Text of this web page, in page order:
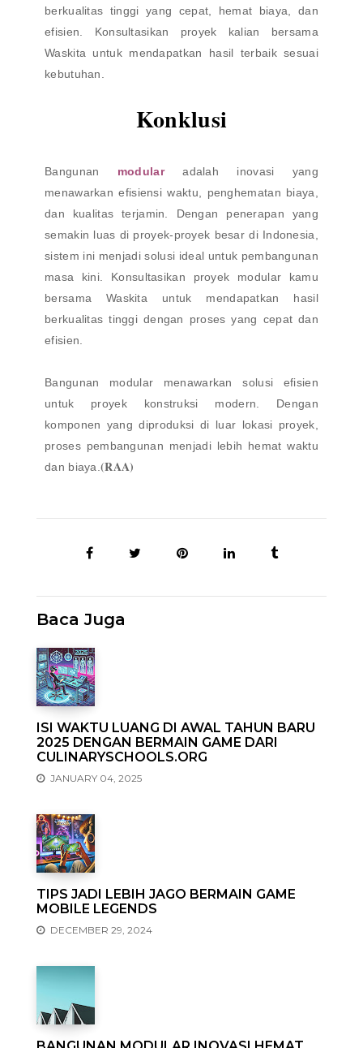
berkualitas tinggi yang cepat, hemat biaya, dan
efisien. Konsultasikan proyek kalian bersama
Waskita untuk mendapatkan hasil terbaik sesuai
kebutuhan.
Konklusi
Bangunan modularadalah inovasi yang
menawarkan efisiensi waktu, penghematan biaya,
dan kualitas terjamin. Dengan penerapan yang
semakin luas di proyek-proyek besar di Indonesia,
sistem ini menjadi solusi ideal untuk pembangunan
masa kini. Konsultasikan proyek modular kamu
bersama Waskita untuk mendapatkan hasil
berkualitas tinggi dengan proses yang cepat dan
efisien.
Bangunan modular menawarkan solusi efisien
untuk proyek konstruksi modern. Dengan
komponen yang diproduksi di luar lokasi proyek,
proses pembangunan menjadi lebih hemat waktu
dan biaya. (RAA)
Baca Juga
ISI WAKTU LUANG DI AWAL TAHUN BARU
2025 DENGAN BERMAIN GAME DARI
CULINARYSCHOOLS.ORG
JANUARY 04, 2025
TIPS JADI LEBIH JAGO BERMAIN GAME
MOBILE LEGENDS
DECEMBER 29, 2024